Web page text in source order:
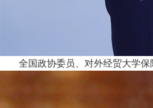
全国政协委员、对外经贸大学保